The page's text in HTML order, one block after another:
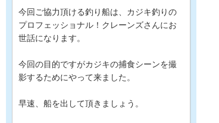
今回ご協力頂ける釣り船は、カジキ釣りの
プロフェッショナル！クレーンズさんにお
世話になります。
今回の目的ですがカジキの捕食シーンを撮
影するためにやって来ました。
早速、船を出して頂きましょう。